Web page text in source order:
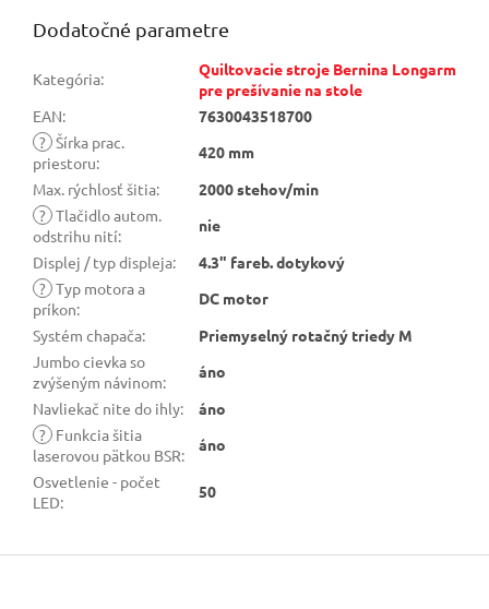
Dodatočné parametre
Kategória:
Quiltovacie stroje Bernina Longarm
pre prešívanie na stole
EAN:
7630043518700
? Šírka prac.
priestoru:
420 mm
Max. rýchlosť šitia:
2000 stehov/min
? Tlačidlo autom.
odstrihu nití:
nie
Displej / typ displeja:
4.3" fareb. dotykový
? Typ motora a
príkon:
DC motor
Systém chapača:
Priemyselný rotačný triedy M
Jumbo cievka so
zvýšeným návinom:
áno
Navliekač nite do ihly:
áno
? Funkcia šitia
laserovou pätkou BSR:
áno
Osvetlenie - počet
LED:
50